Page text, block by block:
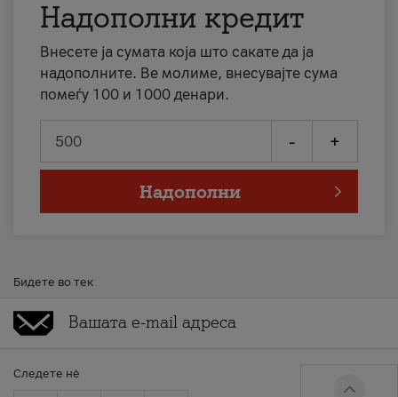
Надополни кредит
Внесете ја сумата која што сакате да ја
надополните. Ве молиме, внесувајте сума
помеѓу 100 и 1000 денари.
- +
Надополни
Бидете во тек
Следете нè